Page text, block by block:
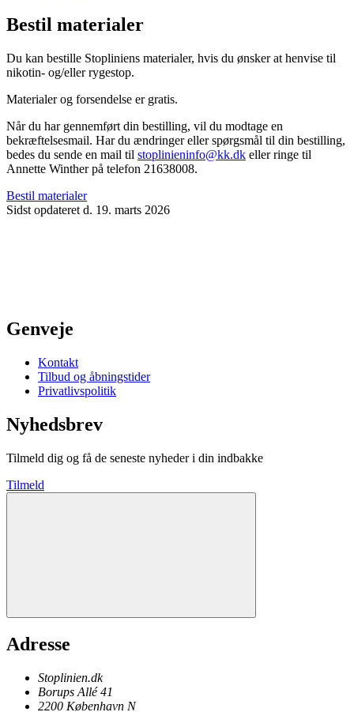
Bestil materialer
Du kan bestille Stopliniens materialer, hvis du ønsker at henvise til
nikotin- og/eller rygestop.
Materialer og forsendelse er gratis.
Når du har gennemført din bestilling, vil du modtage en
bekræftelsesmail. Har du ændringer eller spørgsmål til din bestilling,
bedes du sende en mail til stoplinieninfo@kk.dk eller ringe til
Annette Winther på telefon 21638008.
Bestil materialer
Sidst opdateret d. 19. marts 2026
Genveje
Kontakt
Tilbud og åbningstider
Privatlivspolitik
Nyhedsbrev
Tilmeld dig og få de seneste nyheder i din indbakke
Tilmeld
Adresse
Stoplinien.dk
Borups Allé 41
2200 København N